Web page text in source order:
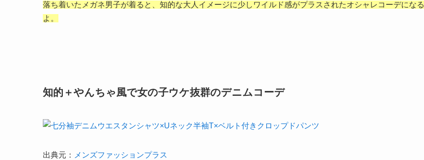
落ち着いたメガネ男子が着ると、 知的な大人イメージに少しワイルド感がプラスされたオシャレコーデになる
よ。
知的＋やんちゃ風で女の子ウケ抜群のデニムコーデ
出典元： メンズファッションプラス